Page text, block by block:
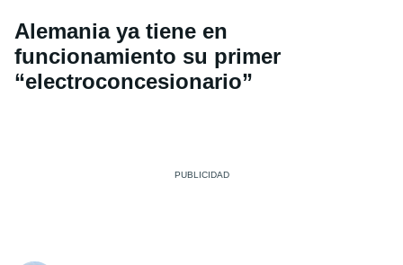
Alemania ya tiene en
funcionamiento su primer
“electroconcesionario”